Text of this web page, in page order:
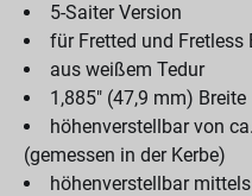
5-Saiter Version
für Fretted und Fretless
aus weißem Tedur
1,885" (47,9 mm) Breite
höhenverstellbar von
(gemessen in der Kerbe)
höhenverstellbar